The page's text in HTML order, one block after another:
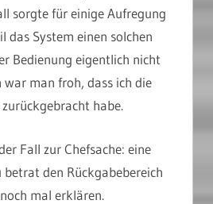
sorgte für einige Aufregung
das System einen solchen
Bedienung eigentlich nicht
war man froh, dass ich die
habe.
Fall zur Chefsache: eine
den Rückgabebereich
mal erklären.